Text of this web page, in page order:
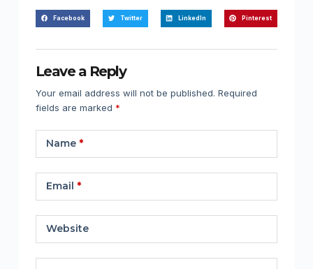
Facebook Twitter LinkedIn Pinterest
Leave a Reply
Your email address will not be published. Required
fields are marked *
Name*
Email *
Website